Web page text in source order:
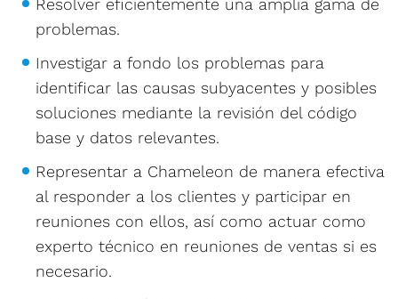
problemas.
Investigar a fondo los problemas para
identificar las causas subyacentes y posibles
soluciones mediante la revisión del código
base y datos relevantes.
Representar a Chameleon de manera efectiva
al responder a los clientes y participar en
reuniones con ellos, así como actuar como
experto técnico en reuniones de ventas si es
necesario.